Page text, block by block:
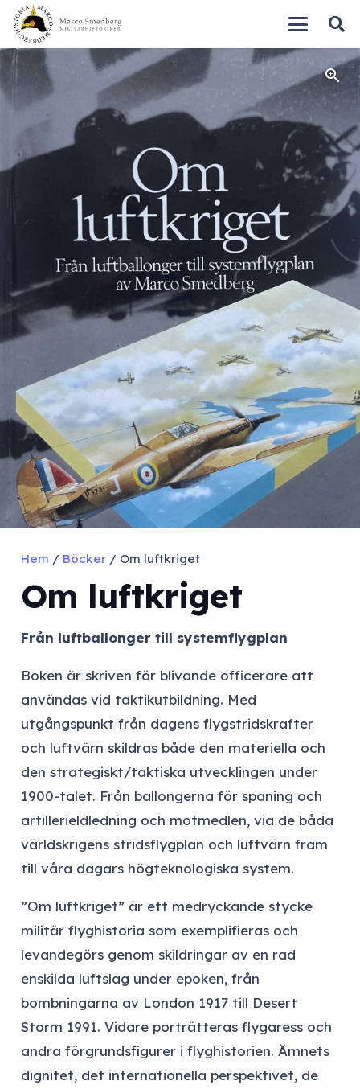
Hem / Böcker/ Om luftkriget
Om luftkriget
Från luftballonger till systemflygplan
Boken är skriven för blivande officerare att
användas vid taktikutbildning. Med
utgångspunkt från dagens flygstridskrafter
och luftvärn skildras både den materiella och
den strategiskt/taktiska utvecklingen under
1900-talet. Från ballongerna för spaning och
artillerieldledning och motmedlen, via de båda
världskrigens stridsflygplan och luftvärn fram
till våra dagars högteknologiska system.
”Om luftkriget” är ett medryckande stycke
militär flyghistoria som exemplifieras och
levandegörs genom skildringar av en rad
enskilda luftslag under epoken, från
bombningarna av London 1917 till Desert
Storm 1991. Vidare porträtteras flygaress och
andra förgrundsfigurer i flyghistorien. Ämnets
dignitet, det internationella perspektivet, de